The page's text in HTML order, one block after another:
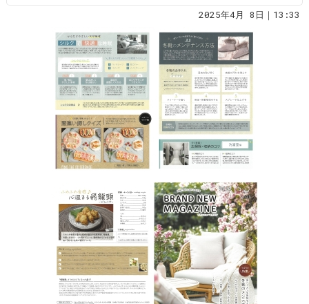
2025年4月 8日｜13:33